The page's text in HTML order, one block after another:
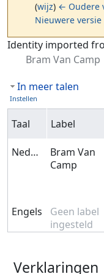
(wijz) ← Oudere
Nieuwere
Ga naar: navigatie ,
Identity imported
Bram Van Camp
In meer talen
Instellen
Taal Label
Nederlands
Bram Van
Camp
Engels
Geen label
ingesteld
Verklaringen